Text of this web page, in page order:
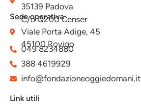
35139 Padova
Sede operativa
C/o Q200 Censer
Viale Porta Adige, 45
45100 Rovigo
049 8234880
388 4619929
info@fondazioneoggiedomani.it
Link utili